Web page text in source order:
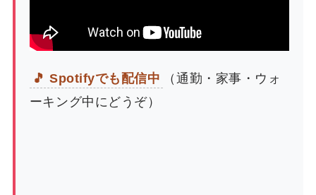
🎵 Spotifyでも配信中
（通勤・家事・ウォ
ーキング中にどうぞ）